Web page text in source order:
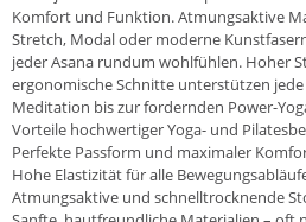
Komfort und Funktion. Atmungsaktive
Stretch, Modal oder moderne
jeder Asana rundum wohlfühlen. Hoher
ergonomische Schnitte unterstützen
Meditation bis zur fordernden Power-
Vorteile hochwertiger Yoga- und
Perfekte Passform und maximaler
Hohe Elastizität für alle
Atmungsaktive und schnelltrocknende